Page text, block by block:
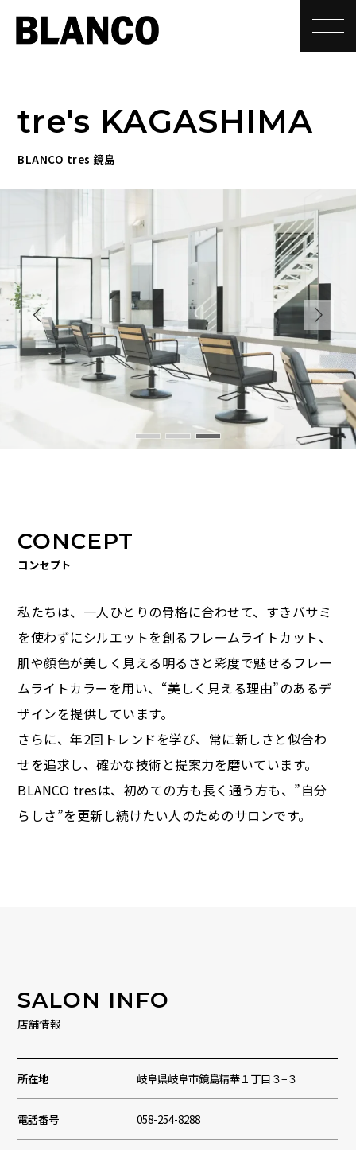
tre's KAGASHIMA
BLANCO tres 鏡島
CONCEPT
コンセプト
私たちは、一人ひとりの骨格に合わせて、すきバサミ
を使わずにシルエットを創るフレームライトカット、
肌や顔色が美しく見える明るさと彩度で魅せるフレー
ムライトカラーを用い、“美しく見える理由”のあるデ
ザインを提供しています。
さらに、年2回トレンドを学び、常に新しさと似合わ
せを追求し、確かな技術と提案力を磨いています。
BLANCO tresは、初めての方も長く通う方も、”自分
らしさ”を更新し続けたい人のためのサロンです。
SALON INFO
店舗情報
所在地 岐阜県岐阜市鏡島精華１丁目３−３
電話番号 058-254-8288